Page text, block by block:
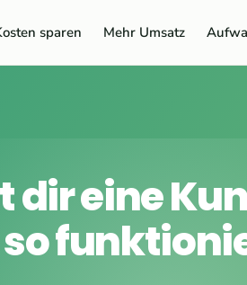
sparen Mehr Umsatz
dir eine